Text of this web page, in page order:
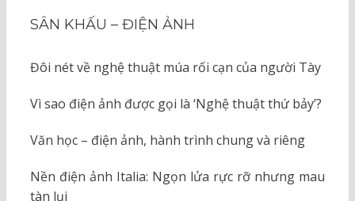
SÂN KHẤU – ĐIỆN ẢNH
Đôi nét về nghệ thuật múa rối cạn của người Tày
Vì sao điện ảnh được gọi là ‘Nghệ thuật thứ bảy’?
Văn học – điện ảnh, hành trình chung và riêng
Nền điện ảnh Italia: Ngọn lửa rực rỡ nhưng mau
tàn lụi